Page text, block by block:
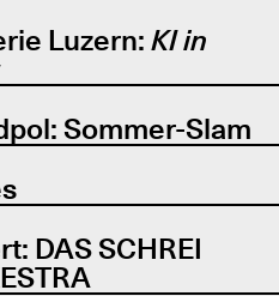
Luzern: KI in
Sommer-Slam
DAS SCHREI